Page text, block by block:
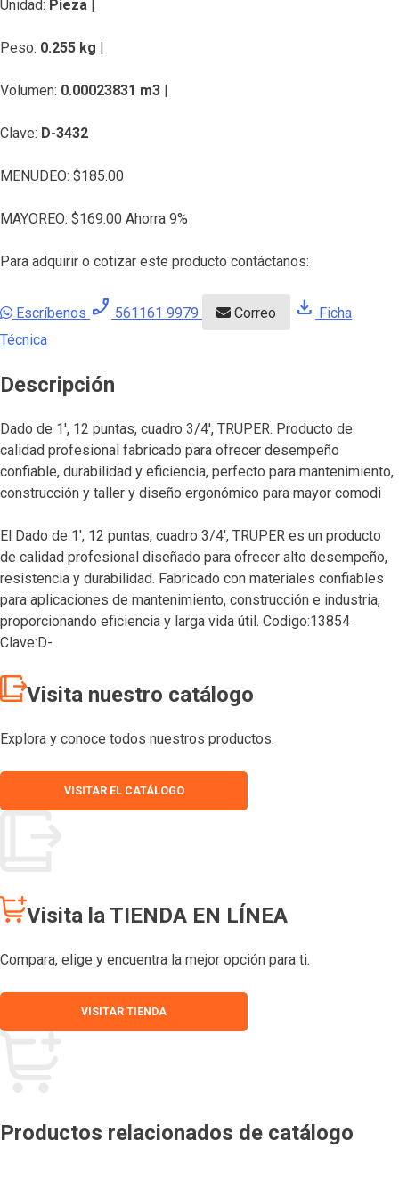
Unidad: Pieza |
Peso: 0.255 kg |
Volumen: 0.00023831 m3 |
Clave: D-3432
MENUDEO: $185.00
MAYOREO: $169.00 Ahorra 9%
Para adquirir o cotizar este producto contáctanos:
Escríbenos phone_enabled 561161 9979 Correo download Ficha
Técnica
Descripción
Dado de 1′, 12 puntas, cuadro 3/4′, TRUPER. Producto de
calidad profesional fabricado para ofrecer desempeño
confiable, durabilidad y eficiencia, perfecto para mantenimiento,
construcción y taller y diseño ergonómico para mayor comodi
El Dado de 1′, 12 puntas, cuadro 3/4′, TRUPER es un producto
de calidad profesional diseñado para ofrecer alto desempeño,
resistencia y durabilidad. Fabricado con materiales confiables
para aplicaciones de mantenimiento, construcción e industria,
proporcionando eficiencia y larga vida útil. Codigo:13854
Clave:D-
Visita nuestro catálogo
Explora y conoce todos nuestros productos.
VISITAR EL CATÁLOGO
Visita la TIENDA EN LÍNEA
Compara, elige y encuentra la mejor opción para ti.
VISITAR TIENDA
Productos relacionados de catálogo